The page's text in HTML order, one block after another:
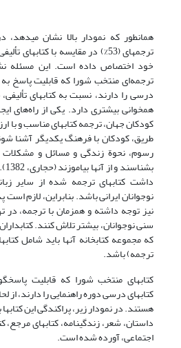
همان‏طور که نمودار بالا نشان می‏دهد،
خود اختصاص داده است. این مسئله
ترجمه‌ای منتخب شورا که قابلیت پاسخ
درسی را دارند، نسبت به کتابهای
همخوانی بیشتری دارد. یکی از راه‌های
کودکان جهان، ترجمه کتابهای مناسب و با
طریق، کودکان با فرهنگ یکدیگر آشنا
رسوم، نحوة زندگی و مسائل و مشکلات
داشت کتابهای ترجمه شده از سایر
نوجوانان ایرانی باشد. بنابراین، لازم
نیز توجه داشته و همزمان با ترجمه، در
سنی نوجوانان، بیشتر تلاش کنند.
که مجموعه کتابخانه آنها باید شامل
ترجمه) باشد.
کتابهای منتخب شورا که قابلیت
کتابهای درسی دوره راهنمایی را دارند، از
هستند. در نمودار زیر، پراکندگی این
داستان، شعر، زندگینامه، کتابهای مرجع،
اجتماعی، آورده شده است.